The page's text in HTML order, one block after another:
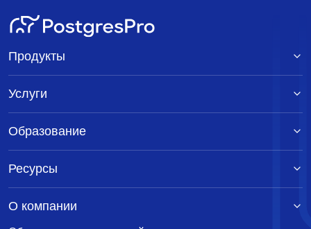
Продукты
Услуги
Образование
Ресурсы
О компании